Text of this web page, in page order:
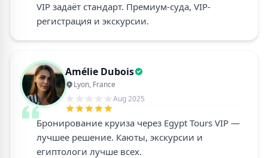
VIP задаёт стандарт. Премиум-суда, VIP-
регистрация и экскурсии.
Amélie Dubois
Lyon, France
Aug 2025
Бронирование круиза через Egypt Tours VIP —
лучшее решение. Каюты, экскурсии и
египтологи лучше всех.